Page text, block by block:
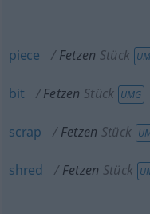
piece Fetzen Stück
bit Fetzen Stück UMG
scrap Fetzen Stück
shred Fetzen Stück